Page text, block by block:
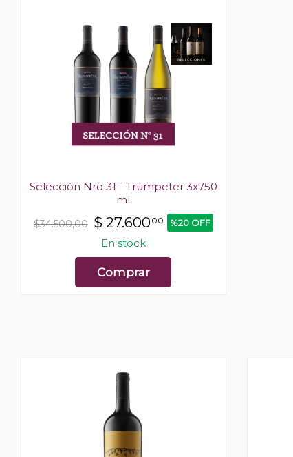
Selección Nro 31 - Trumpeter 3x750
ml
$34.500,00 $ 27.60000 %20 OFF
En stock
Comprar